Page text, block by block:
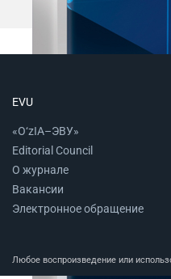
EVU
«O‘zIA–ЭВУ»
Editorial Council
О журнале
Вакансии
Электронное обращение
Любое воспроизведение или